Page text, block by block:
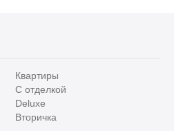
Квартиры
С отделкой
Deluxe
Вторичка